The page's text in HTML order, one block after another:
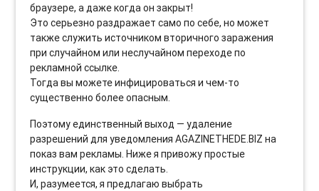
браузере, а даже когда он закрыт!
Это серьезно раздражает само по себе, но может
также служить источником вторичного заражения
при случайном или неслучайном переходе по
рекламной ссылке.
Тогда вы можете инфицироваться и чем-то
существенно более опасным.
Поэтому единственный выход — удаление
разрешений для уведомления AGAZINETHEDE.BIZ на
показ вам рекламы. Ниже я привожу простые
инструкции, как это сделать.
И, разумеется, я предлагаю выбрать